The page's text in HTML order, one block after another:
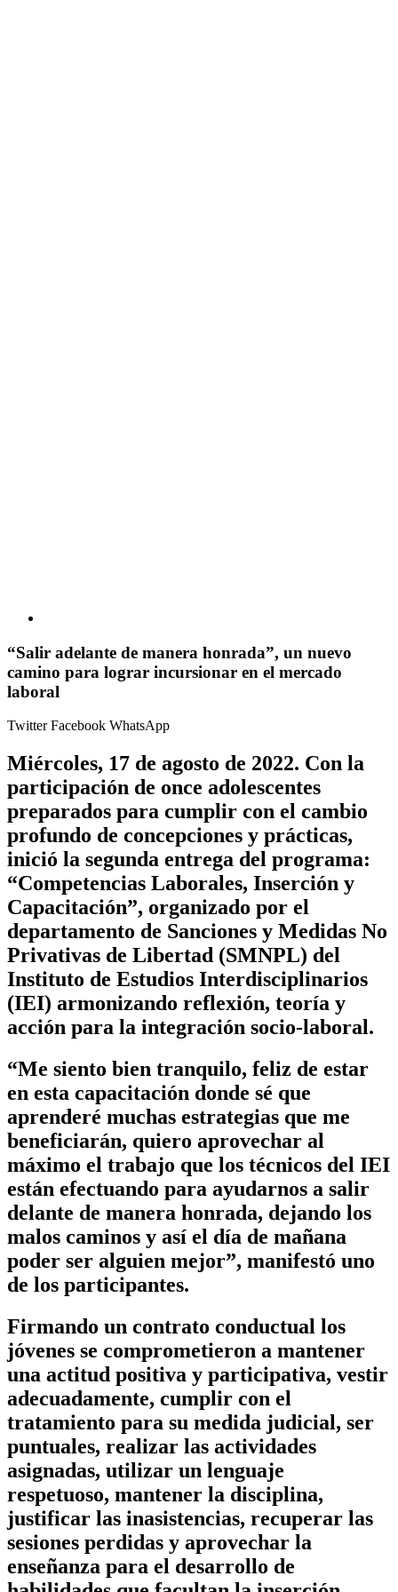
“Salir adelante de manera honrada”, un nuevo
camino para lograr incursionar en el mercado
laboral
TwitterFacebook WhatsApp
Miércoles, 17 de agosto de 2022. Con la
participación de once adolescentes
preparados para cumplir con el cambio
profundo de concepciones y prácticas,
inició la segunda entrega del programa:
“Competencias Laborales, Inserción y
Capacitación”, organizado por el
departamento de Sanciones y Medidas No
Privativas de Libertad (SMNPL) del
Instituto de Estudios Interdisciplinarios
(IEI) armonizando reflexión, teoría y
acción para la integración socio-laboral.
“Me siento bien tranquilo, feliz de estar
en esta capacitación donde sé que
aprenderé muchas estrategias que me
beneficiarán, quiero aprovechar al
máximo el trabajo que los técnicos del IEI
están efectuando para ayudarnos a salir
delante de manera honrada, dejando los
malos caminos y así el día de mañana
poder ser alguien mejor”, manifestó uno
de los participantes.
Firmando un contrato conductual los
jóvenes se comprometieron a mantener
una actitud positiva y participativa, vestir
adecuadamente, cumplir con el
tratamiento para su medida judicial, ser
puntuales, realizar las actividades
asignadas, utilizar un lenguaje
respetuoso, mantener la disciplina,
justificar las inasistencias, recuperar las
sesiones perdidas y aprovechar la
enseñanza para el desarrollo de